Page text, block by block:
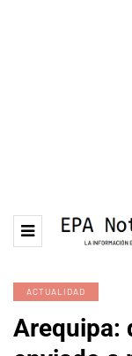
ACTUALIDAD
Arequipa: